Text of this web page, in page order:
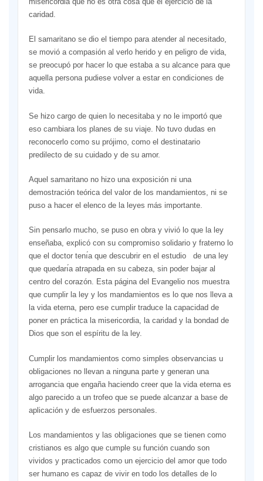
caridad.
El samaritano se dio el tiempo para atender al necesitado,
se movió a compasión al verlo herido y en peligro de vida,
se preocupó por hacer lo que estaba a su alcance para que
aquella persona pudiese volver a estar en condiciones de
vida.
Se hizo cargo de quien lo necesitaba y no le importó que
eso cambiara los planes de su viaje. No tuvo dudas en
reconocerlo como su prójimo, como el destinatario
predilecto de su cuidado y de su amor.
Aquel samaritano no hizo una exposición ni una
demostración teórica del valor de los mandamientos, ni se
puso a hacer el elenco de la leyes más importante.
Sin pensarlo mucho, se puso en obra y vivió lo que la ley
enseñaba, explicó con su compromiso solidario y fraterno lo
que el doctor tenı́a que descubrir en el estudio de una ley
que quedarı́a atrapada en su cabeza, sin poder bajar al
centro del corazón. Esta página del Evangelio nos muestra
que cumplir la ley y los mandamientos es lo que nos lleva a
la vida eterna, pero ese cumplir traduce la capacidad de
poner en práctica la misericordia, la caridad y la bondad de
Dios que son el espíritu de la ley.
Cumplir los mandamientos como simples observancias u
obligaciones no llevan a ninguna parte y generan una
arrogancia que engaña haciendo creer que la vida eterna es
algo parecido a un trofeo que se puede alcanzar a base de
aplicación y de esfuerzos personales.
Los mandamientos y las obligaciones que se tienen como
cristianos es algo que cumple su función cuando son
vividos y practicados como un ejercicio del amor que todo
ser humano es capaz de vivir en todo los detalles de lo